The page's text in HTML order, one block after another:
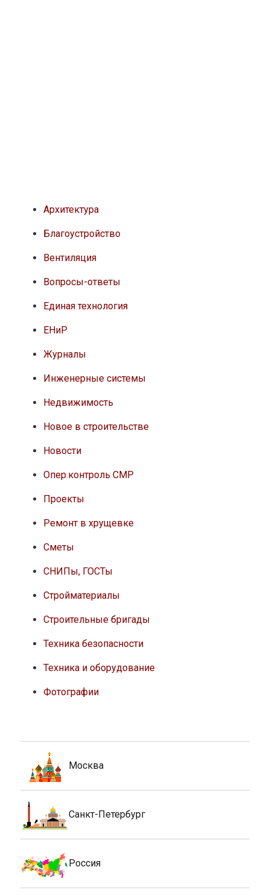
Архитектура
Благоустройство
Вентиляция
Вопросы-ответы
Единая технология
ЕНиР
Журналы
Инженерные системы
Недвижимость
Новое в строительстве
Новости
Опер.контроль СМР
Проекты
Ремонт в хрущевке
Сметы
СНИПы, ГОСТы
Стройматериалы
Строительные бригады
Техника безопасности
Техника и оборудование
Фотографии
Москва
Санкт-Петербург
Россия